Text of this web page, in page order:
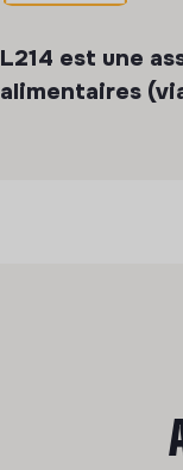
L214 est une
alimentaires